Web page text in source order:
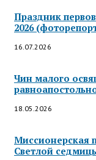
Праздник
2026
16.07.2026
Чин малого
18.05.2026
Миссионерская
Светлой